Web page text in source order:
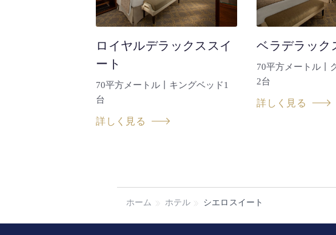
ロイヤルデラックススイ
ート
70平方メートル丨キングベッド1
台
詳しく見る
ベラデラック
70平方メートル丨
2台
詳しく見る
ホーム ホテル シエロスイート